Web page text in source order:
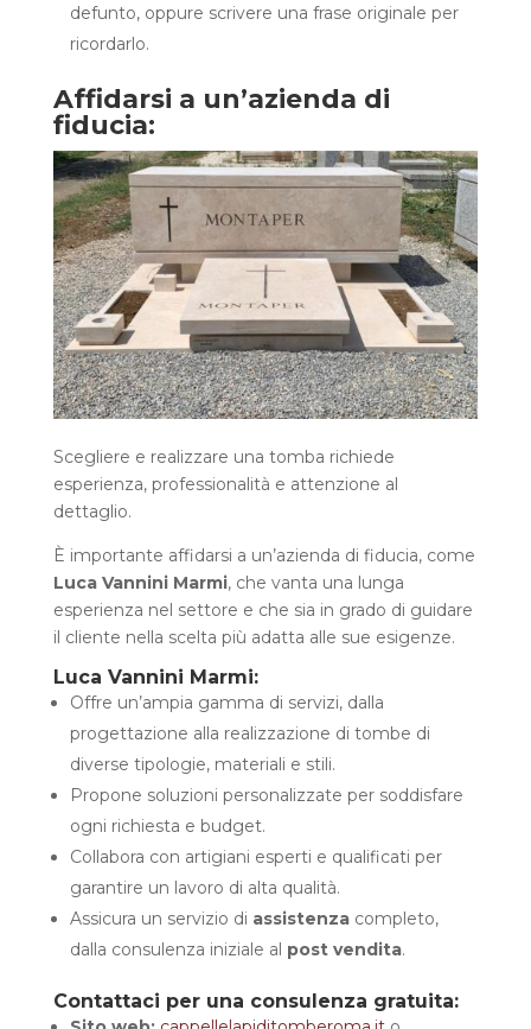
defunto, oppure scrivere una frase originale per
ricordarlo.
Affidarsi a un’azienda di
fiducia:
Scegliere e realizzare una tomba richiede
esperienza, professionalità e attenzione al
dettaglio.
È importante affidarsi a un’azienda di fiducia, come
Luca Vannini Marmi, che vanta una lunga
esperienza nel settore e che sia in grado di guidare
il cliente nella scelta più adatta alle sue esigenze.
Luca Vannini Marmi:
Offre un’ampia gamma di servizi, dalla
progettazione alla realizzazione di tombe di
diverse tipologie, materiali e stili.
Propone soluzioni personalizzate per soddisfare
ogni richiesta e budget.
Collabora con artigiani esperti e qualificati per
garantire un lavoro di alta qualità.
Assicura un servizio di assistenzacompleto,
dalla consulenza iniziale al post vendita.
Contattaci per una consulenza gratuita: